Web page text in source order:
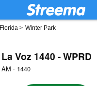
Florida > Winter Park
La Voz 1440 - WPRD
AM · 1440